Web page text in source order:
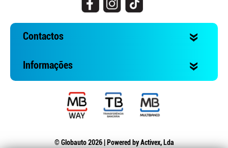
Contactos
Informações
© Globauto 2026 | Powered byActivex, Lda